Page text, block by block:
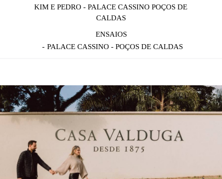
KIM E PEDRO - PALACE CASSINO POÇOS DE
CALDAS
ENSAIOS
PALACE CASSINO - POÇOS DE CALDAS